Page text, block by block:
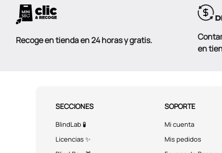
Recoge en tienda en 24 horas y gratis.
en
SECCIONES
BlindLab 🧪
Licencias ✨
SOPORTE
Mi cuenta
Mis pedidos